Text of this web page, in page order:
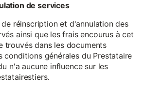
de services
de réinscription et d'annulation des
ainsi que les frais encourus à cet
trouvés dans les documents
conditions générales du Prestataire
n'a aucune influence sur les